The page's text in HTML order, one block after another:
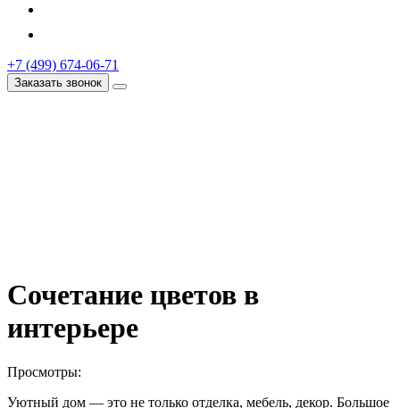
+7 (499) 674-06-71
Заказать звонок
Сочетание цветов в
интерьере
Просмотры:
Уютный дом — это не только отделка, мебель, декор. Большое